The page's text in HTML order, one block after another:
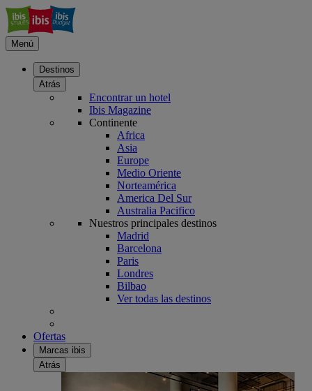
Menú
Destinos
Atrás
Encontrar un hotel
Ibis Magazine
Continente
Africa
Asia
Europe
Medio Oriente
Norteamérica
America Del Sur
Australia Pacifico
Nuestros principales destinos
Madrid
Barcelona
Paris
Londres
Bilbao
Ver todas las destinos
Ofertas
Marcas ibis
Atrás